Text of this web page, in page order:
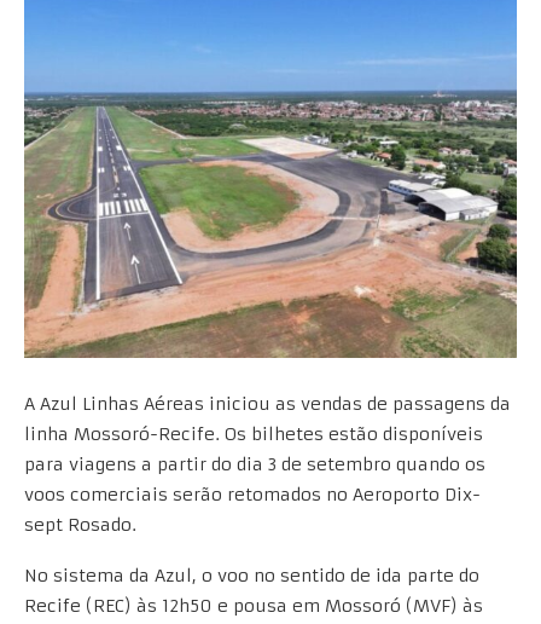
A Azul Linhas Aéreas iniciou as vendas de passagens da
linha Mossoró-Recife. Os bilhetes estão disponíveis
para viagens a partir do dia 3 de setembro quando os
voos comerciais serão retomados no Aeroporto Dix-
sept Rosado.
No sistema da Azul, o voo no sentido de ida parte do
Recife (REC) às 12h50 e pousa em Mossoró (MVF) às